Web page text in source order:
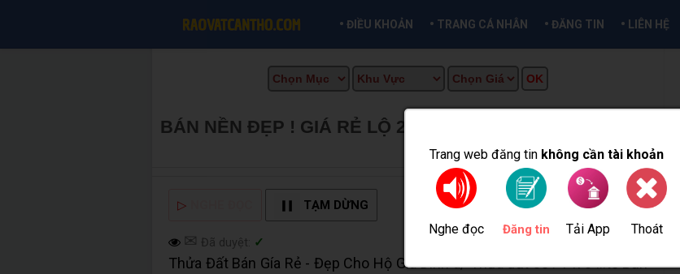
Trang web đăng tin không cần tài khoản
Nghe đọc Đăng tin Tải App Thoát
• ĐIỀU KHOẢN • TRANG CÁ NHÂN • ĐĂNG TIN • LIÊN HỆ
BÁN NỀN ĐẸP ! GIÁ RẺ LỘ 2M
▷ TẠM DỪNG
✉ Đã duyệt: ✓
Thửa Đất Bán Gía Rẻ - Đẹp Cho Hộ Gia Đình a/ Thừa đất số : 1470 ...tờ Bản